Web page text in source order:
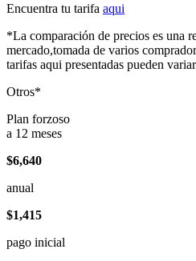
Encuentra tu tarifa aqui
*La comparación de precios es una
mercado,tomada de varios
tarifas aqui presentadas pueden
Otros*
Plan forzoso
a 12 meses
$6,640
anual
$1,415
pago inicial